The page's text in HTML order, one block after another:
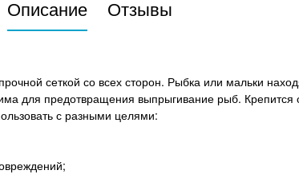
Описание Отзывы
сеткой со всех сторон. Рыбка или мальки
для предотвращения выпрыгивание рыб.
с разными целями: